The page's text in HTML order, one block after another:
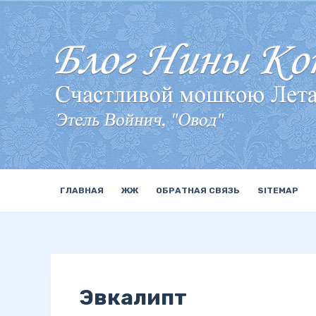
П
е
р
е
й
т
и
к
с
ГЛАВНАЯ ЖЖ ОБРАТНАЯ СВЯЗЬ SITEMAP
Эвкалипт